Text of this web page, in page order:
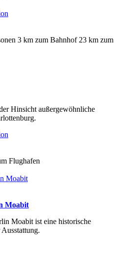
3 km zum Bahnhof 23 km zum
Hinsicht außergewöhnliche
Flughafen
Moabit
Moabit ist eine historische